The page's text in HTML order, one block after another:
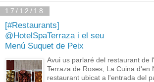
17/12/18
[#Restaurants]
@HotelSpaTerraza i el seu
Menú Suquet de Peix
Avui us parlaré del restaurant de
Terraza de Roses, La Cuina d'en
restaurant ubicat a l'entrada del